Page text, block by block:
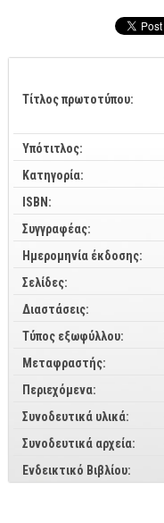
Ασφάλεια
Γραφικά
Photoshop
Acrobat
Illustrator
Σχεδιαστικά
CorelDraw
3ds max
Maya
AutoCAD
Πολυμέσα - DTP
Πολυμέσα
Τίτλος πρωτοτύπου:
Υπότιτλος:
Κατηγορία:
ISBN:
Συγγραφέας:
Ημερομηνία έκδοσης:
Σελίδες:
Διαστάσεις:
Τύπος εξωφύλλου:
Μεταφραστής:
Περιεχόμενα:
Συνοδευτικά υλικά:
Συνοδευτικά αρχεία:
Ενδεικτικό Βιβλίου: